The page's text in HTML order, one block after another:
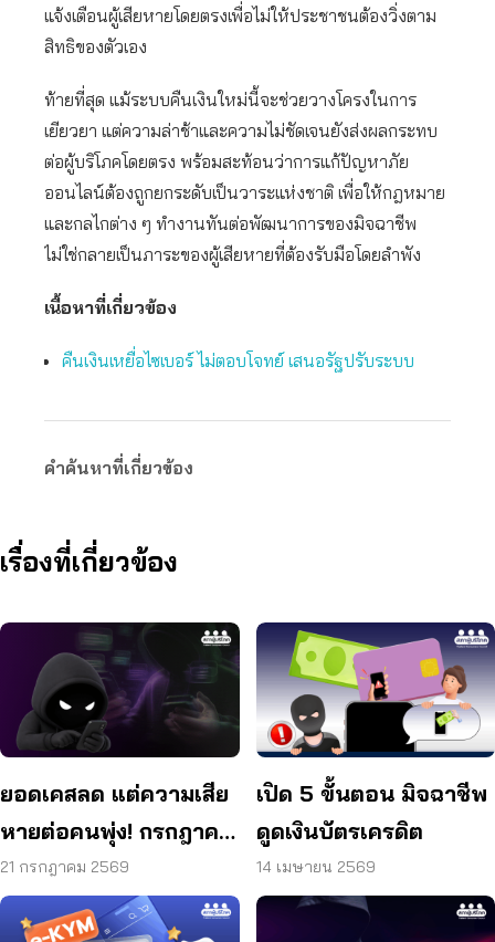
แจ้งเตือนผู้เสียหายโดยตรงเพื่อไม่ให้ประชาชนต้องวิ่งตาม
สิทธิของตัวเอง
ท้ายที่สุด แม้ระบบคืนเงินใหม่นี้จะช่วยวางโครงในการ
เยียวยา แต่ความล่าช้าและความไม่ชัดเจนยังส่งผลกระทบ
ต่อผู้บริโภคโดยตรง พร้อมสะท้อนว่าการแก้ปัญหาภัย
ออนไลน์ต้องถูกยกระดับเป็นวาระแห่งชาติ เพื่อให้กฎหมาย
และกลไกต่าง ๆ ทำงานทันต่อพัฒนาการของมิจฉาชีพ
ไม่ใช่กลายเป็นภาระของผู้เสียหายที่ต้องรับมือโดยลำพัง
เนื้อหาที่เกี่ยวข้อง
คืนเงินเหยื่อไซเบอร์ ไม่ตอบโจทย์ เสนอรัฐปรับระบบ
คำค้นหาที่เกี่ยวข้อง
เรื่องที่เกี่ยวข้อง
ยอดเคสลด แต่ความเสีย
หายต่อคนพุ่ง! กรกฎาคม
แค่ 17 วัน สูญแล้วกว่า
521 ล้านบาท
21 กรกฎาคม 2569
เปิด 5 ขั้นตอน มิจฉาชีพ
ดูดเงินบัตรเครดิต
14 เมษายน 2569